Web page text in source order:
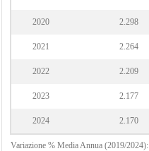
2020 2.298
2021 2.264
2022 2.209
2023 2.177
2024 2.170
Variazione % Media Annua (2019/2024):